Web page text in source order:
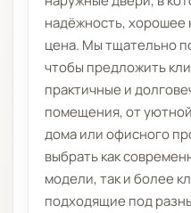
надёжность, хорошее
цена. Мы тщательно
чтобы предложить
практичные и
помещения, от
дома или офисного
выбрать как
модели, так и более
подходящие под